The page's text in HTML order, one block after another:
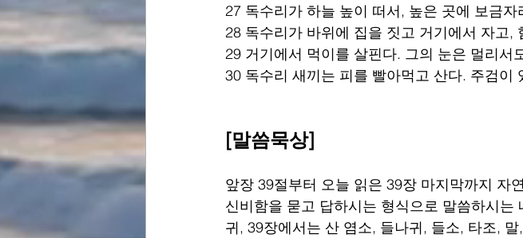
27 독수리가 하늘 높이 떠서, 높은 곳에 보금
28 독수리가 바위에 집을 짓고 거기에서 자고,
29 거기에서 먹이를 살핀다. 그의 눈은 멀리서
30 독수리 새끼는 피를 빨아먹고 산다. 주검이
[말씀묵상]
앞장 39절부터 오늘 읽은 39장 마지막까지 자
신비함을 묻고 답하시는 형식으로 말씀하시
귀, 39장에서는 산 염소, 들나귀, 들소, 타조,